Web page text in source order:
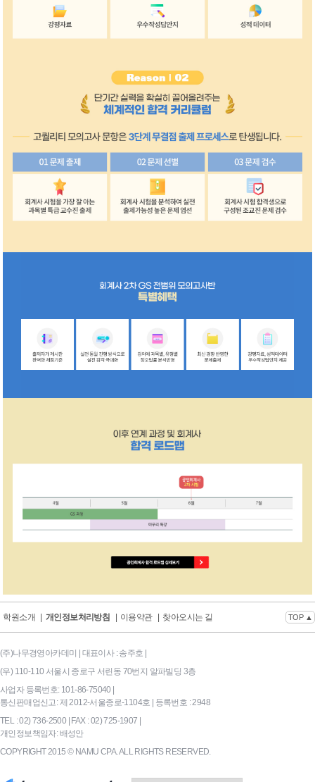
학원소개 개인정보처리방침 이용약관 찾아오시는 길 TOP ▲
(주)나무경영아카데미 | 대표이사 : 송주호 |
(우) 110-110 서울시 종로구 서린동 70번지 알파빌딩 3층
사업자 등록번호: 101-86-75040 |
통신판매업신고: 제 2012-서울종로-1104호 | 등록번호 : 2948
TEL : 02) 736-2500 | FAX : 02) 725-1907 |
개인정보책임자: 배성안
COPYRIGHT 2015 © NAMU CPA. ALL RIGHTS RESERVED.169|End Timer : 6.640625E-0